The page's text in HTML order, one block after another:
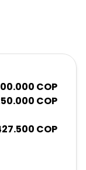
COP
COP
COP